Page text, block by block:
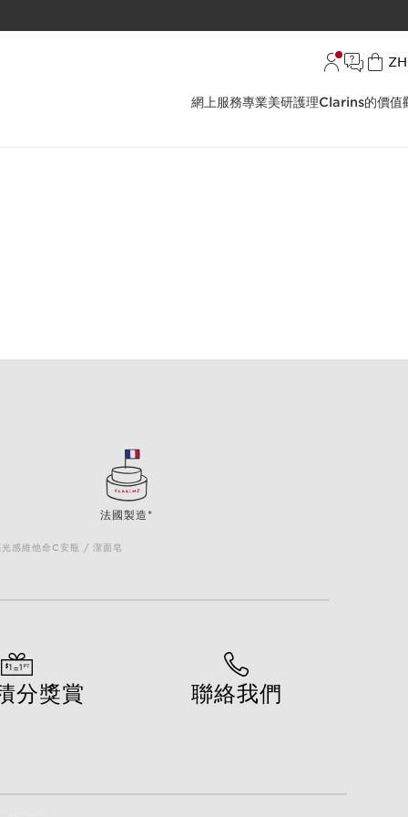
語
ZH
網上服務專業美研護理Clarins的價值
法國製造*
感維他命C安瓶 / 潔面皂
分獎賞 聯絡我們